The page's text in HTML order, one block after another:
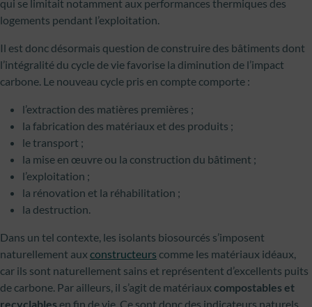
qui se limitait notamment aux performances thermiques des
logements pendant l’exploitation.
Il est donc désormais question de construire des bâtiments dont
l’intégralité du cycle de vie favorise la diminution de l’impact
carbone. Le nouveau cycle pris en compte comporte :
l’extraction des matières premières ;
la fabrication des matériaux et des produits ;
le transport ;
la mise en œuvre ou la construction du bâtiment ;
l’exploitation ;
la rénovation et la réhabilitation ;
la destruction.
Dans un tel contexte, les isolants biosourcés s’imposent
naturellement aux constructeurs comme les matériaux idéaux,
car ils sont naturellement sains et représentent d’excellents puits
de carbone. Par ailleurs, il s’agit de matériaux compostables et
recyclables en fin de vie. Ce sont donc des indicateurs naturels